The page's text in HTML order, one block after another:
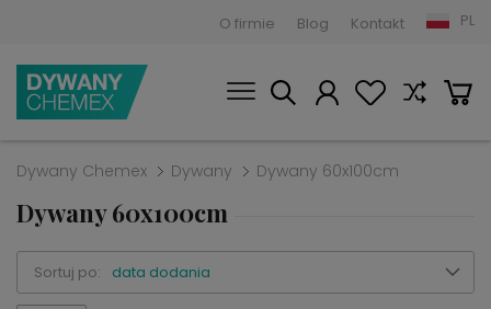
O firmie Blog Kontakt PL
Dywany Chemex Dywany Dywany 60x100cm
Dywany 60x100cm
Sortuj po: data dodania